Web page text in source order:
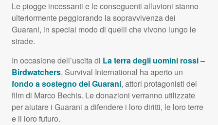
Le piogge incessanti e le conseguenti alluvioni stanno
ulteriormente peggiorando la sopravvivenza dei
Guarani, in special modo di quelli che vivono lungo le
strade.
In occasione dell’uscita di La terra degli uomini rossi –
Birdwatchers, Survival International ha aperto un
fondo a sostegno dei Guarani, attori protagonisti del
film di Marco Bechis. Le donazioni verranno utilizzate
per aiutare i Guarani a difendere i loro diritti, le loro terre
e il loro futuro.